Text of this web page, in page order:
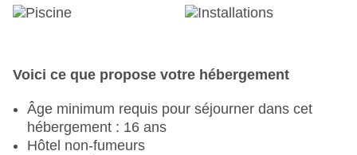
Voici ce que propose votre hébergement
Âge minimum requis pour séjourner dans cet
hébergement : 16 ans
Hôtel non-fumeurs